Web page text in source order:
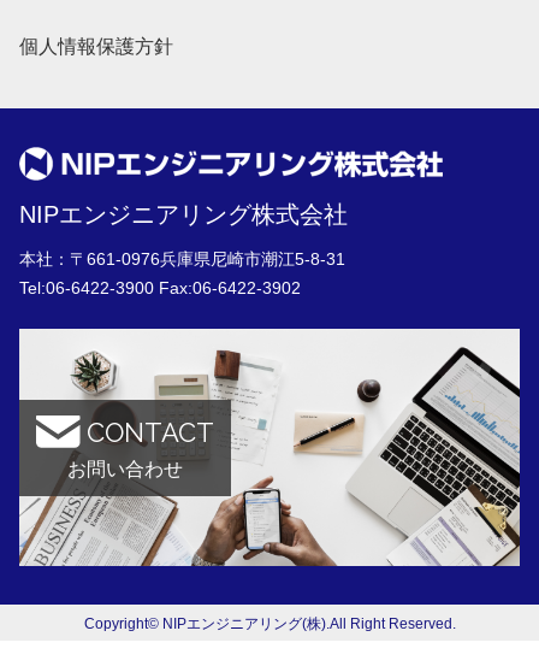
個人情報保護方針
NIPエンジニアリング株式会社
本社：〒661-0976兵庫県尼崎市潮江5-8-31
Tel:06-6422-3900 Fax:06-6422-3902
CONTACT
お問い合わせ
Copyright© NIPエンジニアリング(株).All Right Reserved.